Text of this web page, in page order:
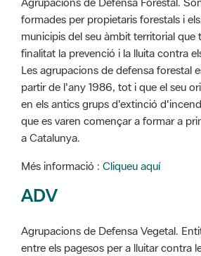
formades per propietaris forestals i
municipis del seu àmbit territorial que
finalitat la prevenció i la lluita contra
Les agrupacions de defensa forestal
partir de l'any 1986, tot i que el seu
en els antics grups d'extinció
que es varen començar a formar a
a Catalunya.
Més informació : Cliqueu aquí
ADV
Agrupacions de Defensa Vegetal.
entre els pagesos per a lluitar contra